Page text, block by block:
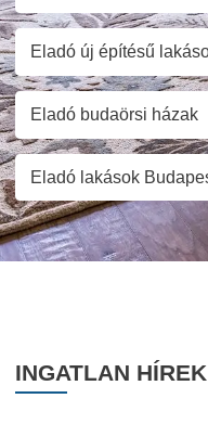
Eladó új építésű
Eladó budaörsi házak
Eladó lakások
INGATLAN HÍREK